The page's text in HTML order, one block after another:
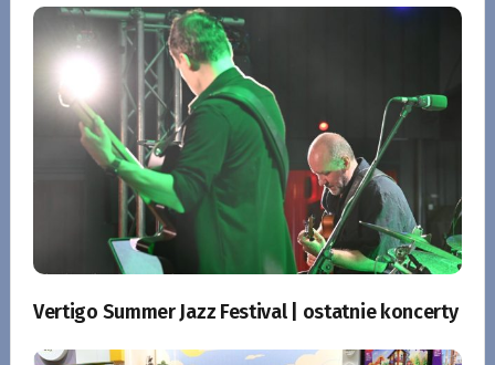
Vertigo Summer Jazz Festival | ostatnie koncerty